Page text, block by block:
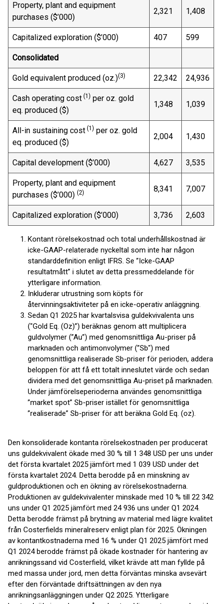
Property, plant and equipment
purchases ($’000)
2,321 1,408
Capitalized exploration ($’000) 407 599
Consolidated
Gold equivalent produced (oz.)(3) 22,342 24,936
Cash operating cost (1) per oz. gold
eq. produced ($)
1,348 1,039
All-in sustaining cost (1) per oz. gold
eq. produced ($)
2,004 1,430
Capital development ($’000) 4,627 3,535
Property, plant and equipment
purchases ($’000) (2) 8,341 7,007
Capitalized exploration ($’000) 3,736 2,603
Kontant rörelsekostnad och total underhållskostnad är
icke-GAAP-relaterade nyckeltal som inte har någon
standarddefinition enligt IFRS. Se ”Icke-GAAP
resultatmått” i slutet av detta pressmeddelande för
ytterligare information.
Inkluderar utrustning som köpts för
återvinningsaktiviteter på en icke-operativ anläggning.
Sedan Q1 2025 har kvartalsvisa guldekvivalenta uns
("Gold Eq. (Oz)”) beräknas genom att multiplicera
guldvolymer (”Au”) med genomsnittliga Au-priser på
marknaden och antimonvolymer (”Sb") med
genomsnittliga realiserade Sb-priser för perioden, addera
beloppen för att få ett totalt inneslutet värde och sedan
dividera med det genomsnittliga Au-priset på marknaden.
Under jämförelseperioderna användes genomsnittliga
”market spot” Sb-priser istället för genomsnittliga
”realiserade” Sb-priser för att beräkna Gold Eq. (oz).
Den konsoliderade kontanta rörelsekostnaden per producerat
uns guldekvivalent ökade med 30 % till 1 348 USD per uns under
det första kvartalet 2025 jämfört med 1 039 USD under det
första kvartalet 2024. Detta berodde på en minskning av
guldproduktionen och en ökning av rörelsekostnaderna.
Produktionen av guldekvivalenter minskade med 10 % till 22 342
uns under Q1 2025 jämfört med 24 936 uns under Q1 2024.
Detta berodde främst på brytning av material med lägre kvalitet
från Costerfields mineralreserv enligt plan för 2025. Ökningen
av kontantkostnaderna med 16 % under Q1 2025 jämfört med
Q1 2024 berodde främst på ökade kostnader för hantering av
anrikningssand vid Costerfield, vilket krävde att man fyllde på
med massa under jord, men detta förväntas minska avsevärt
efter den förväntade driftsättningen av den nya
anrikningsanläggningen under Q2 2025. Ytterligare